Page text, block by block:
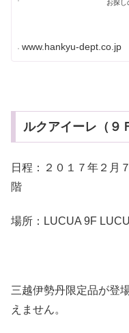
お探し
www.hankyu-dept.co.jp
ルクアイーレ（９
日程：２０１７年２月
階
場所：LUCUA 9F
三越伊勢丹限定品が登
えません。